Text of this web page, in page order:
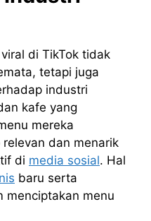
di TikTok tidak
tetapi juga
industri
kafe yang
mereka
dan menarik
di media sosial. Hal
baru serta
menciptakan menu